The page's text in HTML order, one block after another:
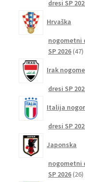
dresi SP
Hrvaška
nogometni
SP 2026 4747
Irak
dresi SP
Italija
dresi SP
Japonska
nogometni
SP 2026 2626